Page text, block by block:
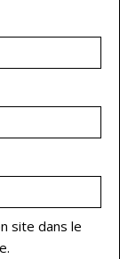
site dans le